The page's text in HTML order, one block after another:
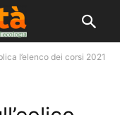
l’elenco dei corsi 2021